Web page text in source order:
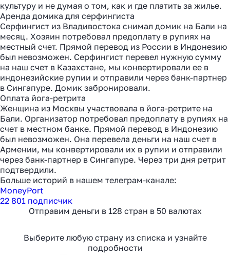
культуру и не думая о том, как и где платить за жилье.
Аренда домика для серфингиста
Серфингист из Владивостока снимал домик на Бали на
месяц. Хозяин потребовал предоплату в рупиях на
местный счет. Прямой перевод из России в Индонезию
был невозможен. Серфингист перевел нужную сумму
на наш счет в Казахстане, мы конвертировали ее в
индонезийские рупии и отправили через банк-партнер
в Сингапуре. Домик забронировали.
Оплата йога-ретрита
Женщина из Москвы участвовала в йога-ретрите на
Бали. Организатор потребовал предоплату в рупиях на
счет в местном банке. Прямой перевод в Индонезию
был невозможен. Она перевела деньги на наш счет в
Армении, мы конвертировали их в рупии и отправили
через банк-партнер в Сингапуре. Через три дня ретрит
подтвердили.
Больше историй в нашем телеграм-канале:
MoneyPort
22 801 подписчик
Отправим деньги в 128 стран в 50 валютах
Выберите любую страну из списка и узнайте
подробности
Как перевести деньги
Рассказали, почему банки